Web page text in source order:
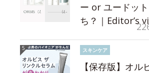
ー or ユードッ
ち？｜Editor’s
スキンケア
【保存版】オル